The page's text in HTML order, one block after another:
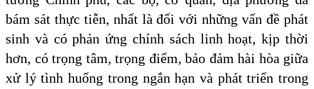
bám sát thực tiễn, nhất là đối với những vấn đề phát
sinh và có phản ứng chính sách linh hoạt, kịp thời
hơn, có trọng tâm, trọng điểm, bảo đảm hài hòa giữa
xử lý tình huống trong ngắn hạn và phát triển trong